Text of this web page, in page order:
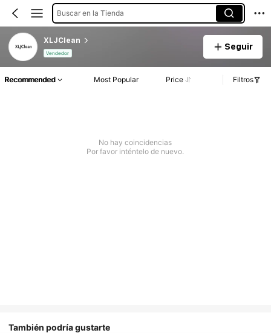
Buscar en la Tienda
XLJClean
Vendedor
Seguir
Recommended Most Popular Price Filtros
No hay coincidencias
Por favor inténtelo de nuevo.
También podría gustarte